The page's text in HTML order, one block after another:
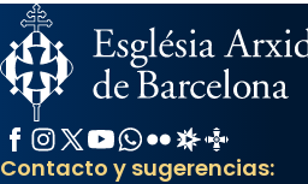
Facebook
Instagram
X / Twitter
YouTube
WhatsApp
FlickrRadio Estel
Catalunya
Contacto y sugerencias: